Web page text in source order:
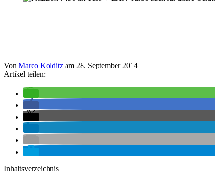
Von Marco Kolditz am 28. September 2014
Artikel teilen:
Inhaltsverzeichnis